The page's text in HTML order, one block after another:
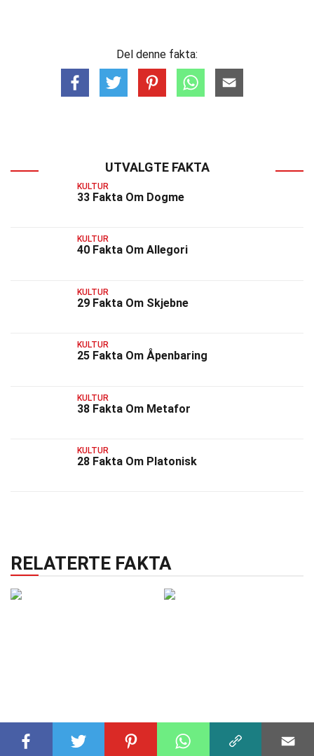
Del denne fakta:
UTVALGTE FAKTA
KULTUR
33 Fakta Om Dogme
KULTUR
40 Fakta Om Allegori
KULTUR
29 Fakta Om Skjebne
KULTUR
25 Fakta Om Åpenbaring
KULTUR
38 Fakta Om Metafor
KULTUR
28 Fakta Om Platonisk
RELATERTE FAKTA
31 Fakta Om 37 Fakta Om Vintage